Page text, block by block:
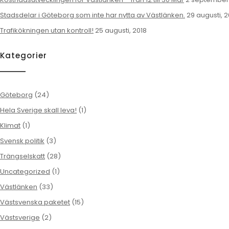
Stadsdelar i Göteborg som inte har nytta av Västlänken. 29 augusti,
Trafikökningen utan kontroll! 25 augusti, 2018
Kategorier
Göteborg (24)
Hela Sverige skall leva! (1)
Klimat (1)
Svensk politik (3)
Trängselskatt (28)
Uncategorized (1)
Västlänken (33)
Västsvenska paketet (15)
Västsverige (2)